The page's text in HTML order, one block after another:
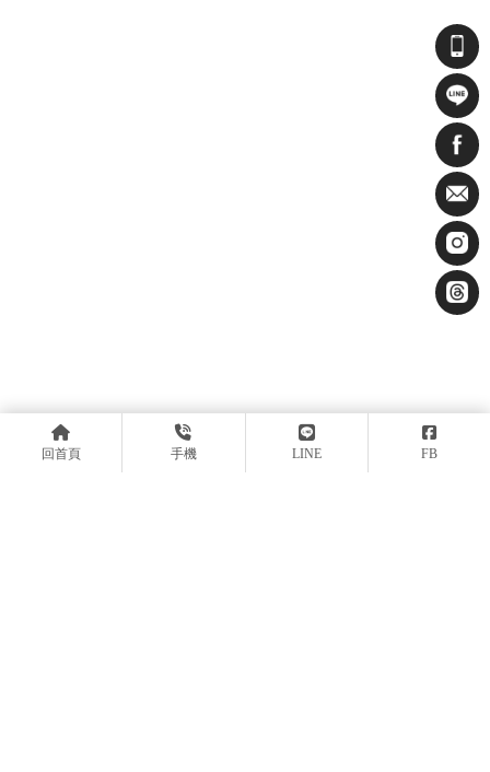
回首頁 手機 LINE FB